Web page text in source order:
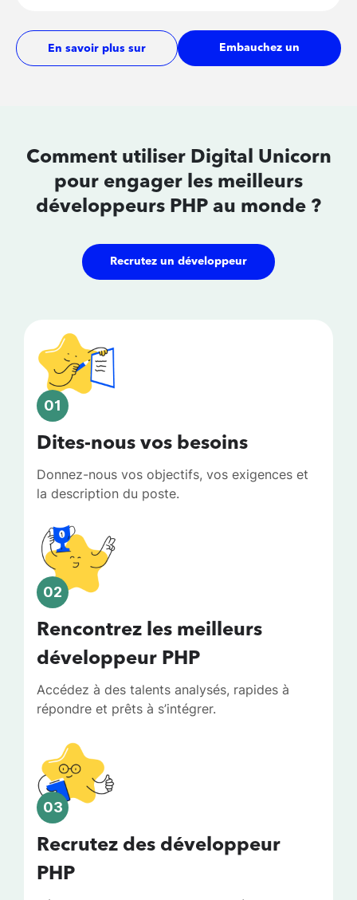
En savoir plus sur Embauchez un
Comment utiliser Digital Unicorn
pour engager les meilleurs
développeurs PHP au monde ?
Recrutez un développeur
01
Dites-nous vos besoins
Donnez-nous vos objectifs, vos exigences et
la description du poste.
02
Rencontrez les meilleurs
développeur PHP
Accédez à des talents analysés, rapides à
répondre et prêts à s’intégrer.
03
Recrutez des développeur
PHP